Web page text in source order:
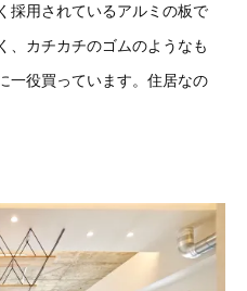
採用されているアルミの板で
、カチカチのゴムのようなも
一役買っています。住居なの